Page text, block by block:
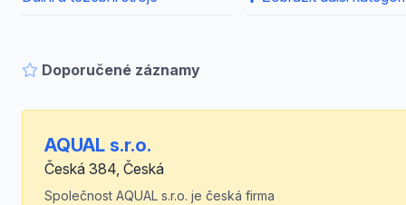
Doporučené záznamy
AQUAL s.r.o.
Česká 384, Česká
Společnost AQUAL s.r.o. je česká firma